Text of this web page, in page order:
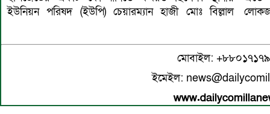
ইউনিয়ন পরিষদ (ইউপি) চেয়ারম্যান হাজী মোঃ বিল্লাল
মোবাইল:
ইমেইল: